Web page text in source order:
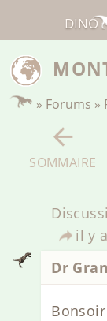
» Forums »
SOMMAIRE
il y
Dr
DINO